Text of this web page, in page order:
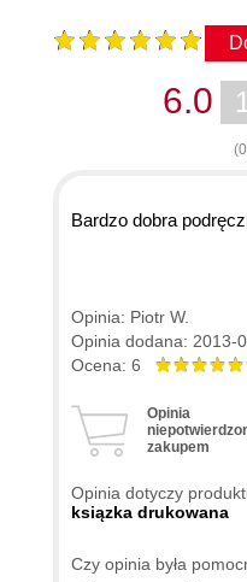
6.0
Bardzo dobra
Opinia: Piotr W.
Opinia dodana: 2013-
Ocena: 6
Opinia
zakupem
Opinia dotyczy
ksiązka drukowana
Czy opinia była